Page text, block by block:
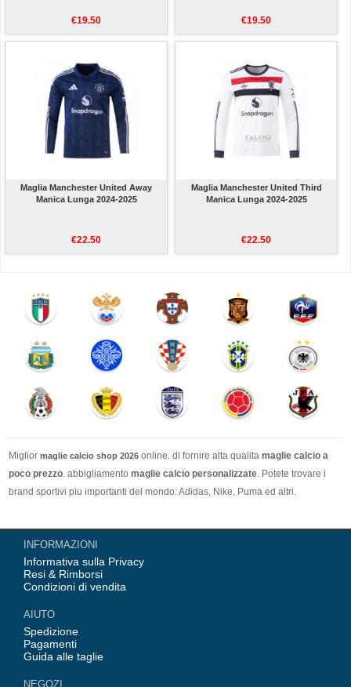
€19.50 €19.50
Maglia Manchester United Away
Manica Lunga 2024-2025
€22.50
Maglia Manchester United Third
Manica Lunga 2024-2025
€22.50
Miglior maglie calcio shop 2026 online. di fornire alta qualita maglie calcio a
poco prezzo . abbigliamento maglie calcio personalizzate . Potete trovare i
brand sportivi piu importanti del mondo: Adidas, Nike, Puma ed altri.
Nel nostro negozio trovi le calcio maglie italia Top Coppa Mondo 2026 Team(
Italia, Germania, Spagna, Argentina, Francia, Portogallo etc) piu importanti
delle squadre italiane (Juventus, AC Milan, Inter Milan, etc). Top europee
Team(Barcellona, Real Madrid, Bayern Monaco, Manchester United, Leicester
INFORMAZIONI
Informativa sulla Privacy
Resi & Rimborsi
Condizioni di vendita
AIUTO
Spedizione
Pagamenti
Guida alle taglie
NEGOZI